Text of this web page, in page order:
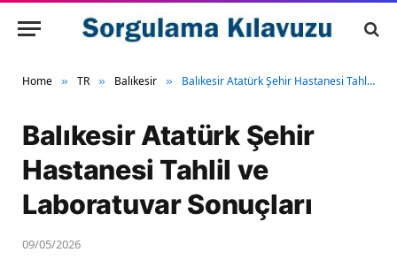
Home » TR » Balıkesir » Balıkesir Atatürk Şehir Hastanesi Tahlil ve Laboratuvar Sonuçları
Balıkesir Atatürk Şehir
Hastanesi Tahlil ve
Laboratuvar Sonuçları
09/05/2026